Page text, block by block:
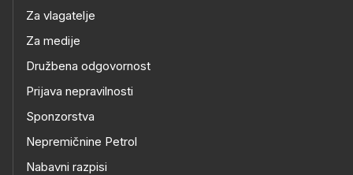
Za vlagatelje
Za medije
Družbena odgovornost
Prijava nepravilnosti
Sponzorstva
Nepremičnine Petrol
Nabavni razpisi